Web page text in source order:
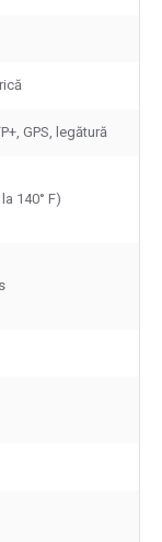
GPS, legătură
140° F)